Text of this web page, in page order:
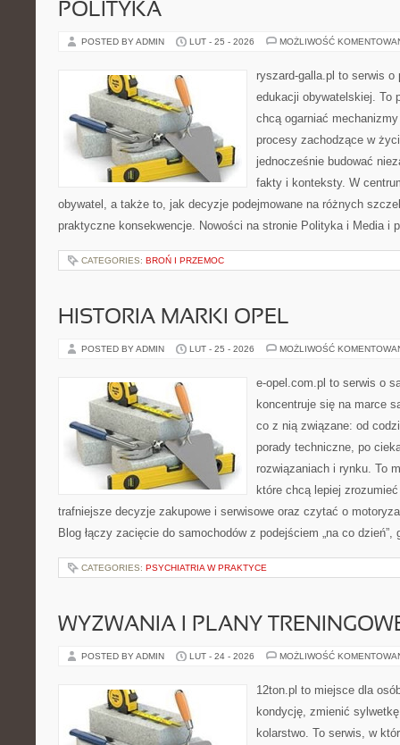
POLITYKA
POSTED BY ADMIN LUT - 25 - 2026 MOŻLIWOŚĆ
ryszard-galla.pl to serwis
edukacji obywatelskiej. To
chcą ogarniać
procesy zachodzące w
jednocześnie budować
fakty i konteksty. W
obywatel, a także to, jak decyzje podejmowane na różnych
praktyczne konsekwencje. Nowości na stronie Polityka i Media
CATEGORIES: BROŃ I PRZEMOC
HISTORIA MARKI OPEL
POSTED BY ADMIN LUT - 25 - 2026 MOŻLIWOŚĆ
e-opel.com.pl to serwis o
koncentruje się na marce
co z nią związane: od
porady techniczne, po
rozwiązaniach i rynku. To
które chcą lepiej
trafniejsze decyzje zakupowe i serwisowe oraz czytać o
Blog łączy zacięcie do samochodów z podejściem „na co
CATEGORIES: PSYCHIATRIA W PRAKTYCE
WYZWANIA I PLANY
POSTED BY ADMIN LUT - 24 - 2026 MOŻLIWOŚĆ
12ton.pl to miejsce dla
kondycję, zmienić
kolarstwo. To serwis, w